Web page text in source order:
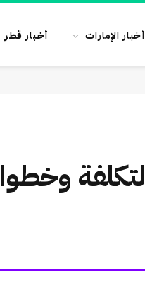
أخبار الإمارات أخبار قطر